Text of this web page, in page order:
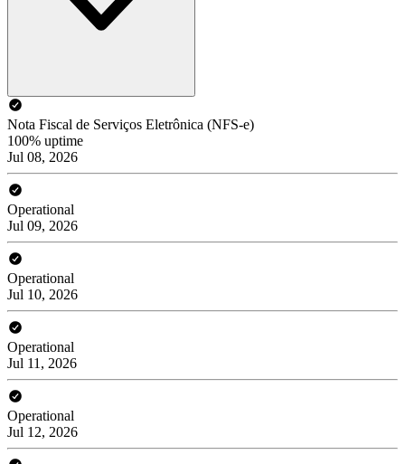
Nota Fiscal de Serviços Eletrônica (NFS-e)
100% uptime
Jul 08, 2026
Operational
Jul 09, 2026
Operational
Jul 10, 2026
Operational
Jul 11, 2026
Operational
Jul 12, 2026